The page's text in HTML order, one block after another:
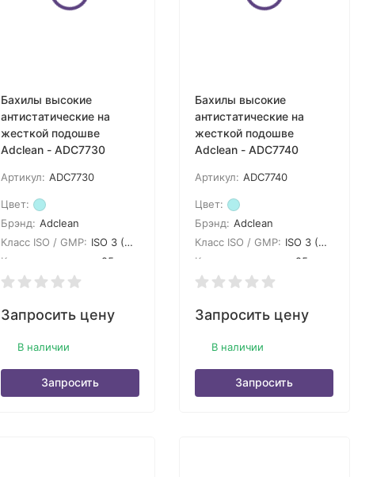
Бахилы высокие
антистатические на
жесткой подошве
Adclean - ADC7730
Артикул: ADC7730
Цвет:
Брэнд: Adclean
Класс ISO / GMP: ISO 3 (GMP A)
Кол-во в упаковке:
25
Запросить цену
В наличии
Запросить
Бахилы высокие
антистатические на
жесткой подошве
Adclean - ADC7740
Артикул: ADC7740
Цвет:
Брэнд: Adclean
Класс ISO / GMP: ISO 3 (GMP A)
Кол-во в упаковке:
25
Запросить цену
В наличии
Запросить